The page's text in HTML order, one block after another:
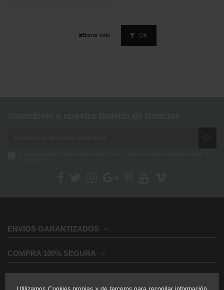
Borrar todo OK
ENVIOS GARANTIZADOS
COMPRA 100% SEGURA